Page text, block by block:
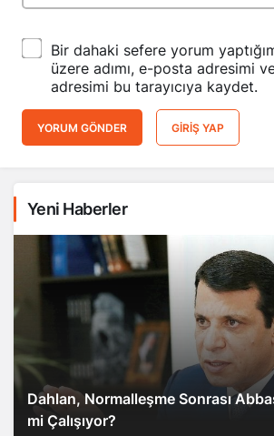
Bir dahaki sefere yorum
üzere adımı, e-posta adresimi
adresimi bu tarayıcıya kaydet.
YORUM GÖNDER GIRIŞ YAP
Yeni Haberler
Dahlan, Normalleşme Sonrası
mi Çalışıyor?